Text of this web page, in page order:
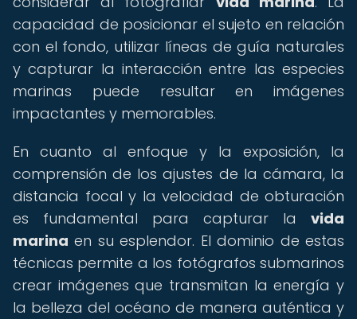
capacidad de posicionar el sujeto en relación
con el fondo, utilizar líneas de guía naturales
y capturar la interacción entre las especies
marinas puede resultar en imágenes
impactantes y memorables.
En cuanto al enfoque y la exposición, la
comprensión de los ajustes de la cámara, la
distancia focal y la velocidad de obturación
es fundamental para capturar la vida
marina en su esplendor. El dominio de estas
técnicas permite a los fotógrafos submarinos
crear imágenes que transmitan la energía y
la belleza del océano de manera auténtica y